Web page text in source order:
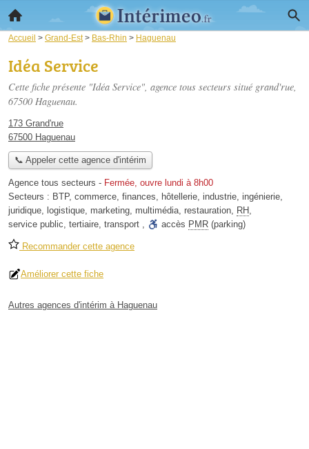
Accueil > Grand-Est> Bas-Rhin > Haguenau
Idéa Service
Cette fiche présente "Idéa Service", agence tous secteurs situé grand'rue,
67500 Haguenau.
173 Grand'rue
67500 Haguenau
📞 Appeler cette agence d'intérim
Agence tous secteurs - Fermée, ouvre lundi à 8h00
Secteurs : BTP, commerce, finances, hôtellerie, industrie, ingénierie,
juridique, logistique, marketing, multimédia, restauration, RH ,
service public, tertiaire, transport , accès PMR (parking)
Recommander cette agence
Améliorer cette fiche
Autres agences d'intérim à Haguenau